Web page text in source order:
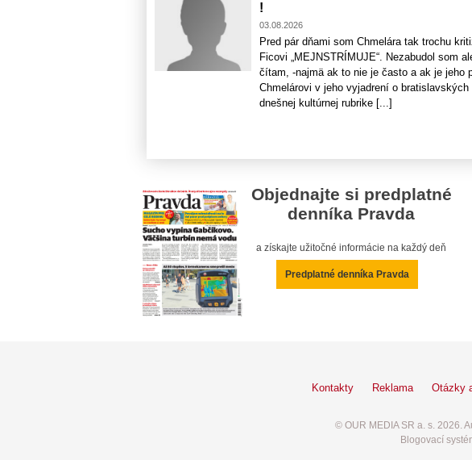
!
03.08.2026
Pred pár dňami som Chmelára tak trochu
Ficovi „MEJNSTRÍMUJE“. Nezabudol som
čítam, -najmä ak to nie je často a ak je jeho
Chmelárovi v jeho vyjadrení o
dnešnej kultúrnej rubrike [...]
Objednajte si predplatné
denníka Pravda
a získajte užitočné informácie na každý deň
Predplatné denníka Pravda
Kontakty Reklama Otázky
© OUR MEDIA SR a. s. 2026.
Blogovací